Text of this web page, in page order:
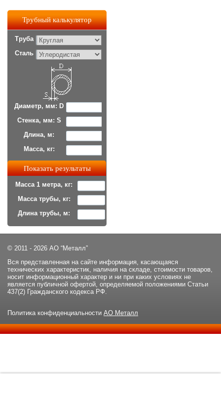
Трубный калькулятор
Труба
Сталь
Диаметр, мм: D
Стенка, мм: S
Длина, м:
Масса, кг:
Масса 1 метра, кг:
Масса трубы, кг:
Длина трубы, м:
© 2011 - 2026 АО “Металл”
Вся представленная на сайте информация, касающаяся
технических характеристик, наличия на складе, стоимости товаров,
носит информационный характер и ни при каких условиях не
является публичной офертой, определяемой положениями Статьи
437(2) Гражданского кодекса РФ.
Политика конфиденциальности АО Металл